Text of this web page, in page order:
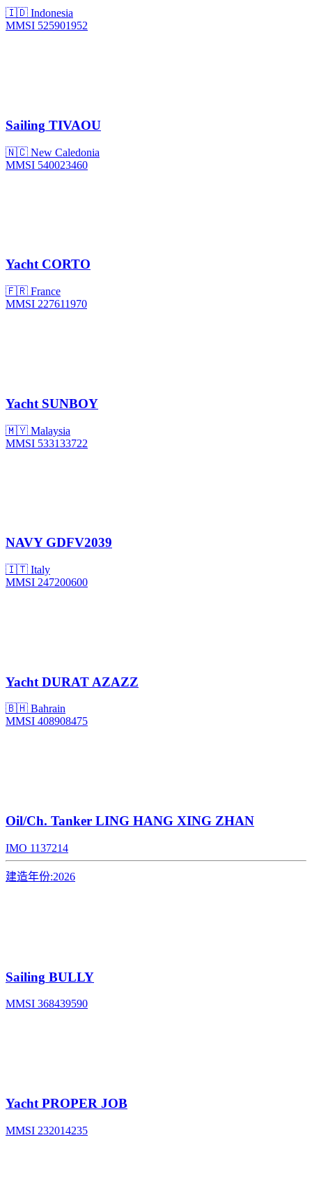
🇮🇩 Indonesia
MMSI 525901952
Sailing TIVAOU
🇳🇨 New Caledonia
MMSI 540023460
YachtCORTO
🇫🇷 France
MMSI 227611970
Yacht SUNBOY
🇲🇾 Malaysia
MMSI 533133722
NAVYGDFV2039
🇮🇹 Italy
MMSI 247200600
Yacht DURAT AZAZZ
🇧🇭 Bahrain
MMSI 408908475
Oil/Ch. Tanker LING HANG XING ZHAN
IMO 1137214
建造年份:2026
Sailing BULLY
MMSI 368439590
Yacht PROPER JOB
MMSI 232014235